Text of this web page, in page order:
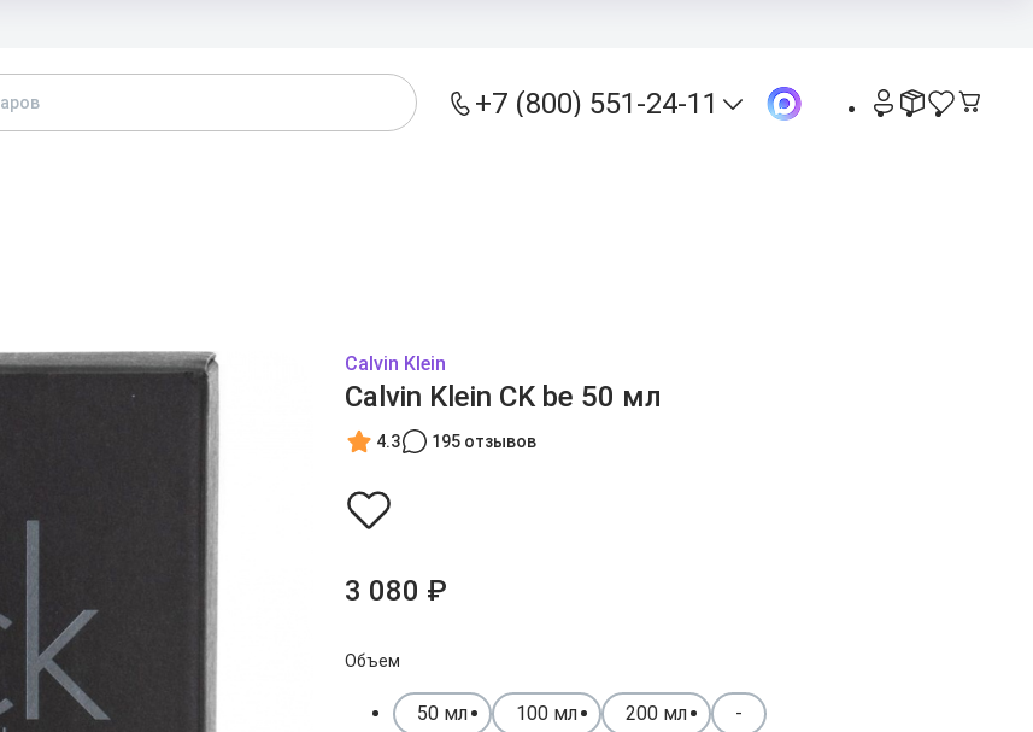
+7 (800) 551-24-11
630017, г. Новосибирск,
Calvin Klein
Calvin Klein CK be 50 мл
4.3 195 отзывов
3 080 ₽
Объем
50 мл 100 мл 200 мл -